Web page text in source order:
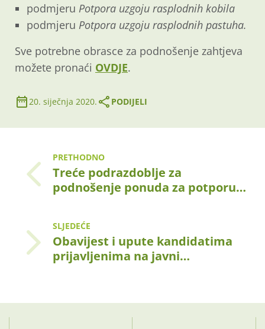
podmjeru Potpora uzgoju rasplodnih kobila
podmjeru Potpora uzgoju rasplodnih pastuha.
Sve potrebne obrasce za podnošenje zahtjeva
možete pronaći OVDJE.
20. siječnja 2020. PODIJELI
PRETHODNO
Treće podrazdoblje za
podnošenje ponuda za potporu…
SLJEDEĆE
Obavijest i upute kandidatima
prijavljenima na javni…